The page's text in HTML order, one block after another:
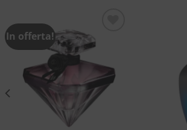
In offerta!
Aggiungi
dei
desideri